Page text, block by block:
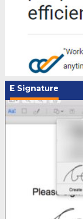
E Signature